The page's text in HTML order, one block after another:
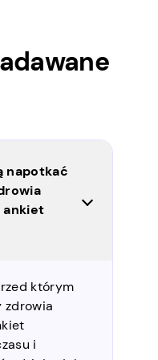
napotkać
ankiet
którym
zdrowia
i